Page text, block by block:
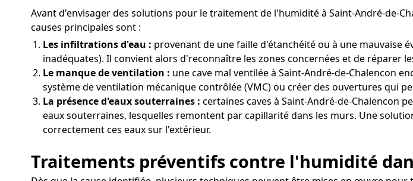
Avant d'envisager des solutions pour le traitement de l'humidité à Saint-André-de-
causes principales sont :
Les infiltrations d'eau : provenant de une faille d'étanchéité ou à une mauvaise
inadéquates). Il convient alors d'reconnaître les zones concernées et de réparer
Le manque de ventilation : une cave mal ventilée à Saint-André-de-Chalencon
système de ventilation mécanique contrôlée (VMC) ou créer des ouvertures qui
La présence d'eaux souterraines : certaines caves à Saint-André-de-Chalencon
eaux souterraines, lesquelles remontent par capillarité dans les murs. Une
correctement ces eaux sur l'extérieur.
Traitements préventifs contre l'humidité